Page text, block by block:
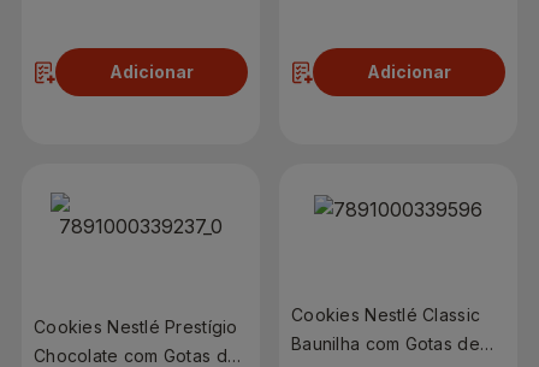
Adicionar Adicionar
Cookies Nestlé Prestígio
Chocolate com Gotas de
Cookies Nestlé Classic
Baunilha com Gotas de